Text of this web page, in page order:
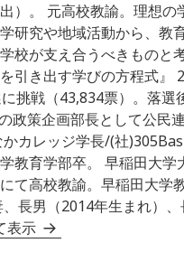
）。 元高校教諭。理想
研究や地域活動から、教
校が支え合うべきものと
引き出す学びの方程式』
挑戦（43,834票）。落選
政策企画部長として公民
かカレッジ学長/(社
教育学部卒。 早稲田大学
て高校教諭。早稲田大学
長男（2014年生まれ）、
表示